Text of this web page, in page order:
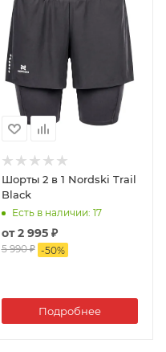
Шорты 2 в 1 Nordski Trail
Black
Есть в наличии: 17
от2 995 ₽
5 990 ₽ -50%
Подробнее